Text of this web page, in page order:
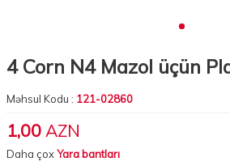
4 Corn N4 Mazol üçün
Məhsul Kodu : 121-02860
1,00 AZN
Daha çoxYara bantları